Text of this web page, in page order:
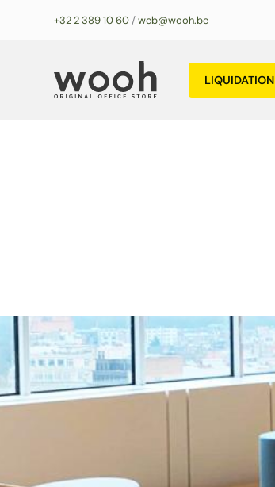
+32 2 389 10 60 /web@wooh.be
LIQUIDATION